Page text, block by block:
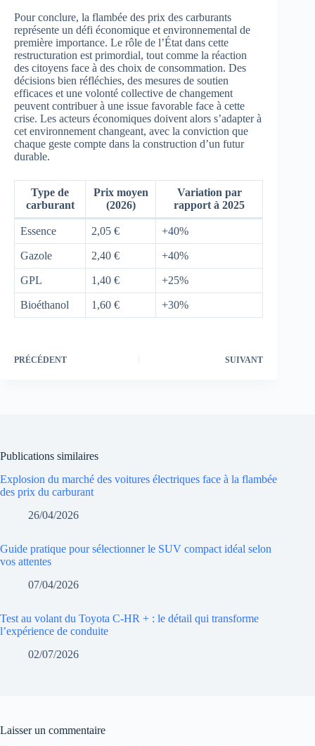
Pour conclure, la flambée des prix des carburants
représente un défi économique et environnemental de
première importance. Le rôle de l’État dans cette
restructuration est primordial, tout comme la réaction
des citoyens face à des choix de consommation. Des
décisions bien réfléchies, des mesures de soutien
efficaces et une volonté collective de changement
peuvent contribuer à une issue favorable face à cette
crise. Les acteurs économiques doivent alors s’adapter à
cet environnement changeant, avec la conviction que
chaque geste compte dans la construction d’un futur
durable.
Type de
carburant
Prix moyen
(2026)
Variation par
rapport à 2025
Essence 2,05 € +40%
Gazole 2,40 € +40%
GPL 1,40 € +25%
Bioéthanol 1,60 € +30%
PRÉCÉDENT SUIVANT
Publications similaires
Explosion du marché des voitures électriques face à la flambée
des prix du carburant
26/04/2026
Guide pratique pour sélectionner le SUV compact idéal selon
vos attentes
07/04/2026
Test au volant du Toyota C-HR + : le détail qui transforme
l’expérience de conduite
02/07/2026
Laisser un commentaire